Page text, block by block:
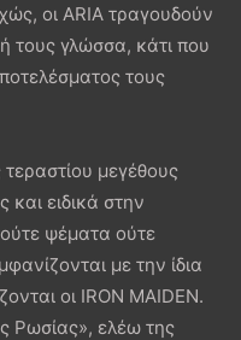
οι ARIA τραγουδούν
τους γλώσσα, κάτι που
τους
μεγέθους
ειδικά στην
ψέματα ούτε
με την ίδια
οι IRON MAIDEN.
Ρωσίας», ελέω της